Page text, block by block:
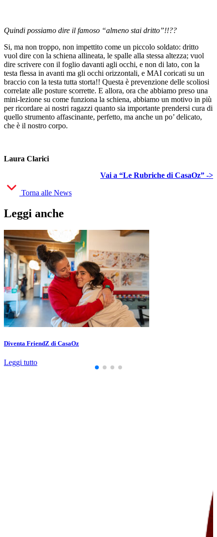
Quindi possiamo dire il famoso “almeno stai dritto”!!??
Si, ma non troppo, non impettito come un piccolo soldato: dritto
vuol dire con la schiena allineata, le spalle alla stessa altezza; vuol
dire scrivere con il foglio davanti agli occhi, e non di lato, con la
testa flessa in avanti ma gli occhi orizzontali, e MAI coricati su un
braccio con la testa tutta storta!! Questa è prevenzione delle scoliosi
correlate alle posture scorrette. E allora, ora che abbiamo preso una
mini-lezione su come funziona la schiena, abbiamo un motivo in più
per ricordare ai nostri ragazzi quanto sia importante prendersi cura di
quello strumento affascinante, perfetto, ma anche un po’ delicato,
che è il nostro corpo.
Laura Clarici
Vai a “Le Rubriche di CasaOz” ->
Torna alle News
Leggi anche
Diventa FriendZ di CasaOz
Leggi tutto